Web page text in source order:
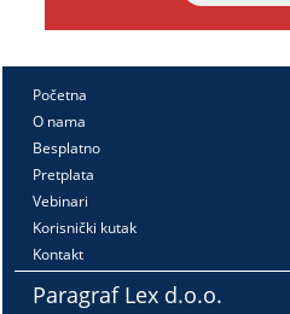
Početna
O nama
Besplatno
Pretplata
Vebinari
Korisnički kutak
Kontakt
Paragraf Lex d.o.o.